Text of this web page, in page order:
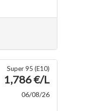
Super 95 (E10)
1,786 €/L
06/08/26